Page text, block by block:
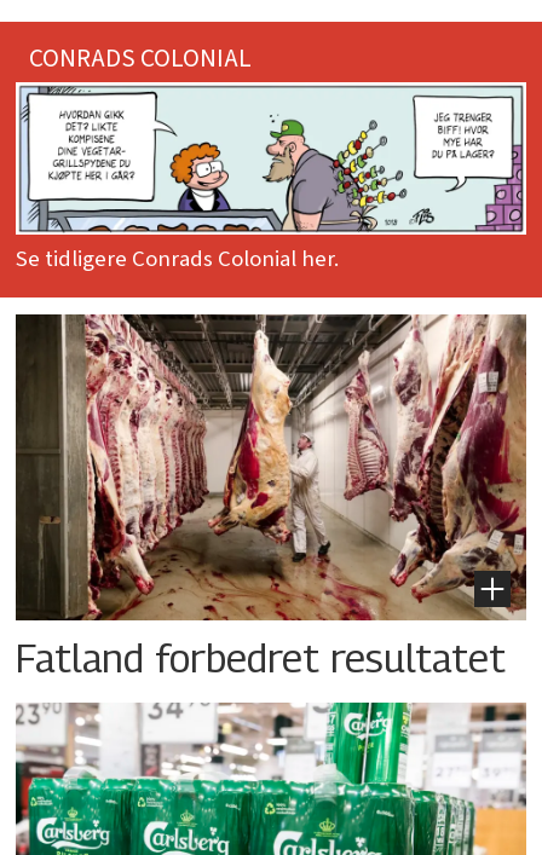
CONRADS COLONIAL
Se tidligere Conrads Colonial her.
Fatland forbedret resultatet